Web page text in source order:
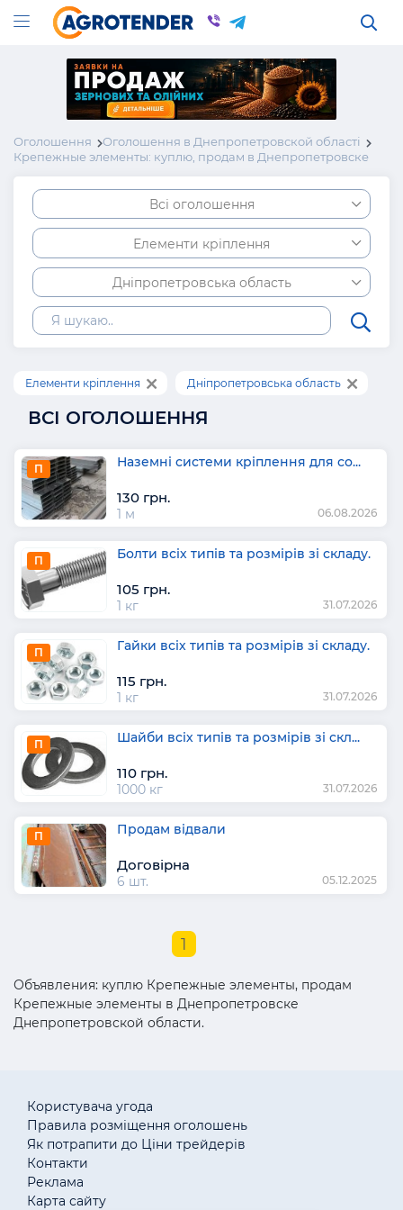
Оголошення
Оголошення в Днепропетровской області
Крепежные элементы: куплю, продам в Днепропетровске
Всі оголошення
Елементи кріплення
Дніпропетровська область
Елементи кріплення Дніпропетровська область
ВСІ ОГОЛОШЕННЯ
П Наземні системи кріплення для со...
130 грн.
1 м 06.08.2026
П Болти всіх типів та розмірів зі складу.
105 грн.
1 кг 31.07.2026
П Гайки всіх типів та розмірів зі складу.
115 грн.
1 кг 31.07.2026
П Шайби всіх типів та розмірів зі скл...
110 грн.
1000 кг 31.07.2026
П Продам відвали
Договірна
6 шт. 05.12.2025
1
Объявления: куплю Крепежные элементы, продам
Крепежные элементы в Днепропетровске
Днепропетровской области.
Користувача угода
Правила розміщення оголошень
Як потрапити до Ціни трейдерів
Контакти
Реклама
Карта сайту